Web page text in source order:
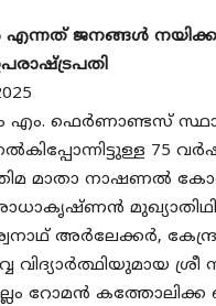
എന്നത് ജനങ്ങൾ
എം. ഫെർണാണ്ടസ്
മാതാ നാഷണൽ
രാധാകൃഷ്ണൻ
അർലേക്കർ,
വിദ്യാർത്ഥിയുമായ
റോമൻ കത്തോലിക്ക